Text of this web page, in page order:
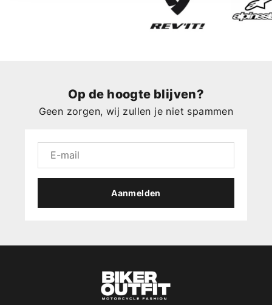
Op de hoogte blijven?
Geen zorgen, wij zullen je niet spammen
Aanmelden